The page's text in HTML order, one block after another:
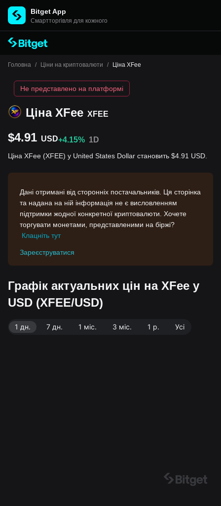
Bitget App
Cмартторгівля для кожного
Головна / Ціни на криптовалюти / Ціна XFee
Ціна XFee XFEE
Не представлено на платформі
$4.91 USD+4.15% 1D
Ціна XFee (XFEE) у United States Dollar становить $4.91 USD.
Дані отримані від сторонніх постачальників. Ця сторінка
та надана на ній інформація не є висловленням
підтримки жодної конкретної криптовалюти. Хочете
торгувати монетами, представленими на біржі?
Клацніть тут
Зареєструватися
Графік актуальних цін на XFee у
USD (XFEE/USD)
1 дн. 7 дн. 1 міс. 3 міс. 1 р. Усі